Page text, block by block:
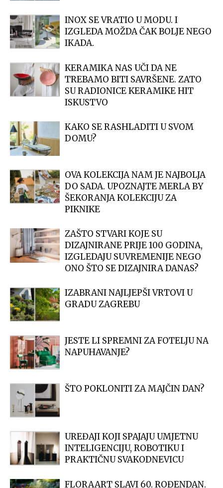
INOX SE VRATIO U MODU. I
IZGLEDA MOŽDA ČAK BOLJE NEGO
IKADA.
KERAMIKA NAS UČI DA NE
TREBAMO BITI SAVRŠENE. ZATO
SU RADIONICE KERAMIKE HIT
ISKUSTVO
KAKO SE RASHLADITI U SVOM
DOMU?
OVA KOLEKCIJA NAM JE NAJBOLJA
DO SADA. UPOZNAJTE MERLA BY
ŠEKORANJA KOLEKCIJU ZA
PIKNIKE
ZAŠTO STVARI KOJE SU
DIZAJNIRANE PRIJE 100 GODINA,
IZGLEDAJU SUVREMENIJE NEGO
ONO ŠTO SE DIZAJNIRA DANAS?
IZABRANI NAJLJEPŠI VRTOVI U
GRADU ZAGREBU
JESTE LI SPREMNI ZA FOTELJU NA
NAPUHAVANJE?
ŠTO POKLONITI ZA MAJČIN DAN?
UREĐAJI KOJI SPAJAJU UMJETNU
INTELIGENCIJU, ROBOTIKU I
PRAKTIČNU SVAKODNEVICU
FLORAART SLAVI 60. ROĐENDAN.